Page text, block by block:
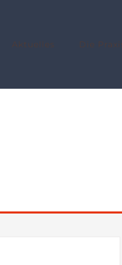
Aktuelles Die